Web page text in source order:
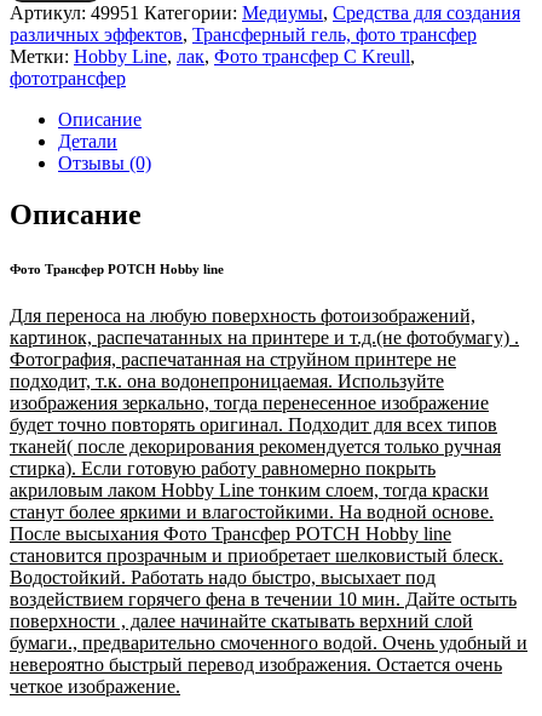
Артикул: 49951 Категории: Медиумы, Средства для создания
различных эффектов, Трансферный гель, фото трансфер
Метки: Hobby Line, лак, Фото трансфер C Kreull,
фототрансфер
Описание
Детали
Отзывы (0)
Описание
Фото Трансфер POTCH Hobby line
Для переноса на любую поверхность фотоизображений,
картинок, распечатанных на принтере и т.д.(не фотобумагу) .
Фотография, распечатанная на струйном принтере не
подходит, т.к. она водонепроницаемая. Используйте
изображения зеркально, тогда перенесенное изображение
будет точно повторять оригинал. Подходит для всех типов
тканей( после декорирования рекомендуется только ручная
стирка). Если готовую работу равномерно покрыть
акриловым лаком Hobby Line тонким слоем, тогда краски
станут более яркими и влагостойкими. На водной основе.
После высыхания Фото Трансфер POTCH Hobby line
становится прозрачным и приобретает шелковистый блеск.
Водостойкий. Работать надо быстро, высыхает под
воздействием горячего фена в течении 10 мин. Дайте остыть
поверхности , далее начинайте скатывать верхний слой
бумаги., предварительно смоченного водой. Очень удобный и
невероятно быстрый перевод изображения. Остается очень
четкое изображение.